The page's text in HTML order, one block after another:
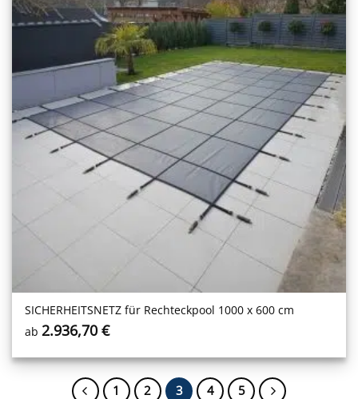
SICHERHEITS­NETZ für Rechteckpool 1000 x 600 cm
ab 2.936,70€
1 2 3 4 5